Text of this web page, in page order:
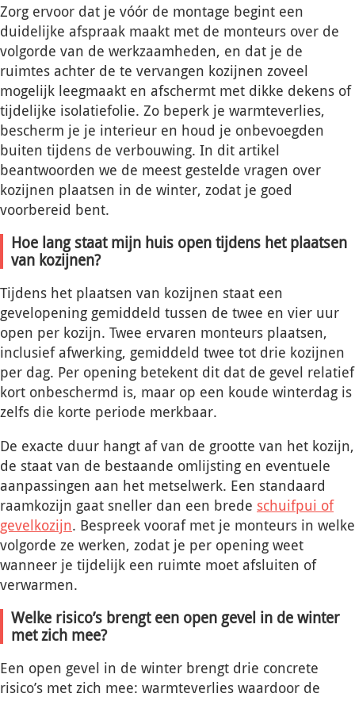
Zorg ervoor dat je vóór de montage begint een
duidelijke afspraak maakt met de monteurs over de
volgorde van de werkzaamheden, en dat je de
ruimtes achter de te vervangen kozijnen zoveel
mogelijk leegmaakt en afschermt met dikke dekens of
tijdelijke isolatiefolie. Zo beperk je warmteverlies,
bescherm je je interieur en houd je onbevoegden
buiten tijdens de verbouwing. In dit artikel
beantwoorden we de meest gestelde vragen over
kozijnen plaatsen in de winter, zodat je goed
voorbereid bent.
Hoe lang staat mijn huis open tijdens het plaatsen
van kozijnen?
Tijdens het plaatsen van kozijnen staat een
gevelopening gemiddeld tussen de twee en vier uur
open per kozijn. Twee ervaren monteurs plaatsen,
inclusief afwerking, gemiddeld twee tot drie kozijnen
per dag. Per opening betekent dit dat de gevel relatief
kort onbeschermd is, maar op een koude winterdag is
zelfs die korte periode merkbaar.
De exacte duur hangt af van de grootte van het kozijn,
de staat van de bestaande omlijsting en eventuele
aanpassingen aan het metselwerk. Een standaard
raamkozijn gaat sneller dan een brede schuifpui of
gevelkozijn. Bespreek vooraf met je monteurs in welke
volgorde ze werken, zodat je per opening weet
wanneer je tijdelijk een ruimte moet afsluiten of
verwarmen.
Welke risico’s brengt een open gevel in de winter
met zich mee?
Een open gevel in de winter brengt drie concrete
risico’s met zich mee: warmteverlies waardoor de